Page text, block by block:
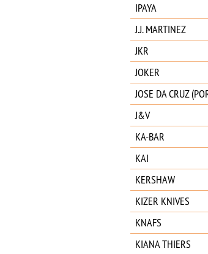
IPAYA
J.J. MARTINEZ
JKR
JOKER
JOSE DA CRUZ
J&V
KA-BAR
KAI
KERSHAW
KIZER KNIVES
KNAFS
KIANA THIERS